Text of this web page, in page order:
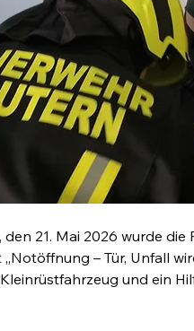
21. Mai 2026 wurde die
– Tür, Unfall
und ein